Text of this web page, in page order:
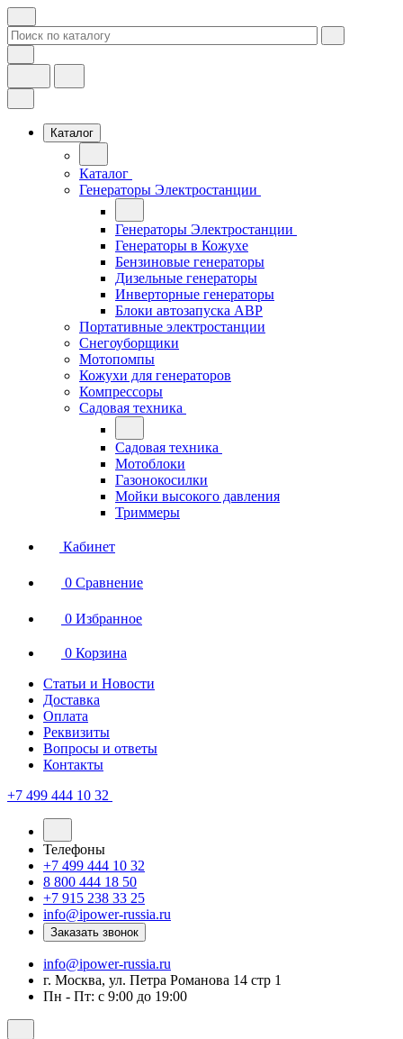
Каталог
Каталог
Генераторы Электростанции
Генераторы Электростанции
Генераторы в Кожухе
Бензиновые генераторы
Дизельные генераторы
Инверторные генераторы
Блоки автозапуска АВР
Портативные электростанции
Снегоуборщики
Мотопомпы
Кожухи для генераторов
Компрессоры
Садовая техника
Садовая техника
Мотоблоки
Газонокосилки
Мойки высокого давления
Триммеры
Кабинет
0 Сравнение
0 Избранное
0 Корзина
Статьи и Новости
Доставка
Оплата
Реквизиты
Вопросы и ответы
Контакты
+7 499 444 10 32
Телефоны
+7 499 444 10 32
8 800 444 18 50
+7 915 238 33 25
info@ipower-russia.ru
Заказать звонок
info@ipower-russia.ru
г. Москва, ул. Петра Романова 14 стр 1
Пн - Пт: с 9:00 до 19:00